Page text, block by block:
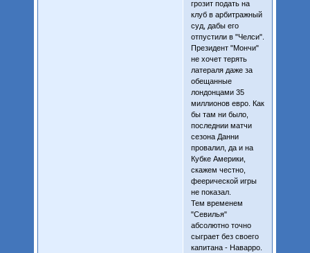
грозит подать на
клуб в арбитражный
суд, дабы его
отпустили в "Челси".
Президент "Мончи"
не хочет терять
латераля даже за
обещанные
лондонцами 35
миллионов евро. Как
бы там ни было,
последнии матчи
сезона Данни
провалил, да и на
Кубке Америки,
скажем честно,
феерической игры
не показал.
Тем временем
"Севилья"
абсолютно точно
сыграет без своего
капитана - Наварро.